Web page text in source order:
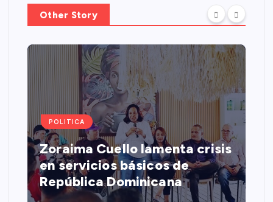
Other Story
POLITICA
Zoraima Cuello lamenta crisis
en servicios básicos de
República Dominicana